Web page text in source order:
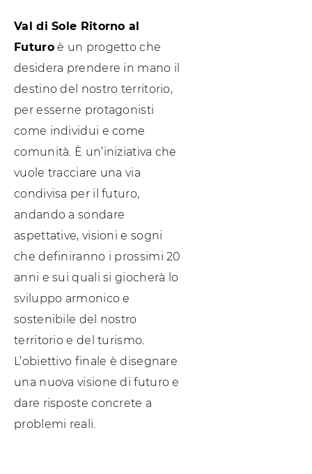
Val di Sole Ritorno al
Futuroè un progetto che
desidera prendere in mano il
destino del nostro territorio,
per esserne protagonisti
come individui e come
comunità. È un’iniziativa che
vuole tracciare una via
condivisa per il futuro,
andando a sondare
aspettative, visioni e sogni
che definiranno i prossimi 20
anni e sui quali si giocherà lo
sviluppo armonico e
sostenibile del nostro
territorio e del turismo.
L’obiettivo finale è disegnare
una nuova visione di futuro e
dare risposte concrete a
problemi reali.